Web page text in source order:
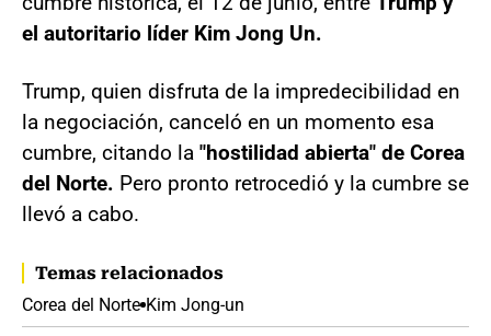
el autoritario líder Kim Jong Un.
Trump, quien disfruta de la impredecibilidad en
la negociación, canceló en un momento esa
cumbre, citando la "hostilidad abierta" de Corea
del Norte. Pero pronto retrocedió y la cumbre se
llevó a cabo.
Temas relacionados
Corea del Norte Kim Jong-un